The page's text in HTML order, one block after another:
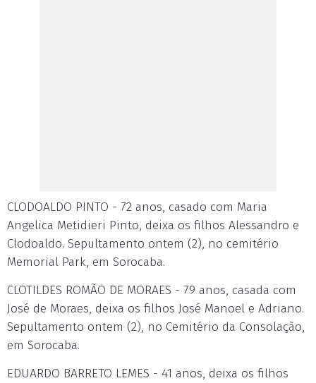
CLODOALDO PINTO - 72 anos, casado com Maria
Angelica Metidieri Pinto, deixa os filhos Alessandro e
Clodoaldo. Sepultamento ontem (2), no cemitério
Memorial Park, em Sorocaba.
CLOTILDES ROMÃO DE MORAES - 79 anos, casada com
José de Moraes, deixa os filhos José Manoel e Adriano.
Sepultamento ontem (2), no Cemitério da Consolação,
em Sorocaba.
EDUARDO BARRETO LEMES - 41 anos, deixa os filhos